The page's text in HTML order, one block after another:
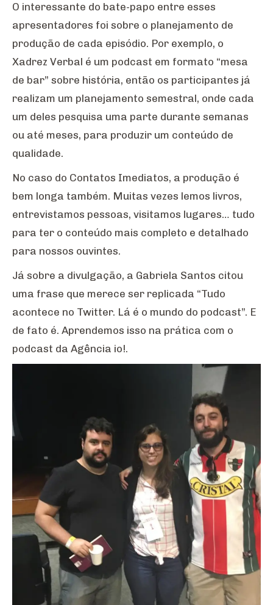
O interessante do bate-papo entre esses
apresentadores foi sobre o planejamento de
produção de cada episódio. Por exemplo, o
Xadrez Verbal é um podcast em formato “mesa
de bar” sobre história, então os participantes já
realizam um planejamento semestral, onde cada
um deles pesquisa uma parte durante semanas
ou até meses, para produzir um conteúdo de
qualidade.
No caso do Contatos Imediatos, a produção é
bem longa também. Muitas vezes lemos livros,
entrevistamos pessoas, visitamos lugares… tudo
para ter o conteúdo mais completo e detalhado
para nossos ouvintes.
Já sobre a divulgação, a Gabriela Santos citou
uma frase que merece ser replicada “Tudo
acontece no Twitter. Lá é o mundo do podcast”. E
de fato é. Aprendemos isso na prática com o
podcast da Agência io!.